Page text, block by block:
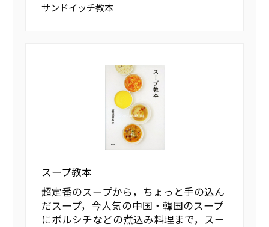
サンドイッチ教本
スープ教本
超定番のスープから，ちょっと手の込ん
だスープ，今人気の中国・韓国のスープ
にボルシチなどの煮込み料理まで，スー